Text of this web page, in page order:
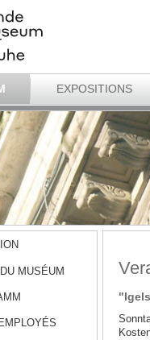
EXPOSITIONS
MUSÉUM